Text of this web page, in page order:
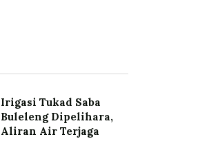
Irigasi Tukad Saba
Buleleng Dipelihara,
Aliran Air Terjaga